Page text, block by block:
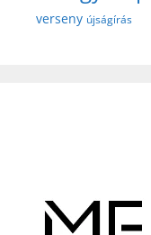
verseny újságírás